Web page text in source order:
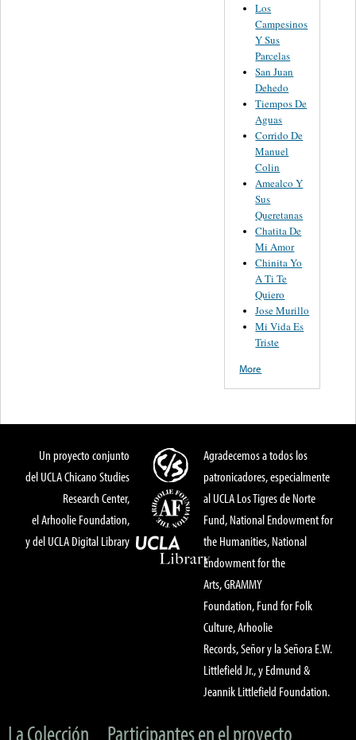
Los
Campesinos
Y Sus
Parcelas
San Juan
Dehedo
Tiempos De
Aguas
Corrido De
Manuel
Colin
Amealco Y
Sus
Queretanas
Chatita De
Mi Amor
Chinita Yo
A Ti Te
Quiero
Jose Murillo
Mi Vida Es
Triste
More
Un proyecto conjunto
del UCLA Chicano Studies
Research Center,
el Arhoolie Foundation,
y del UCLA Digital Library
Agradecemos a todos los
patronicadores, especialmente
al UCLA Los Tigres de Norte
Fund, National Endowment for
the Humanities, National
Endowment for the
Arts, GRAMMY
Foundation, Fund for Folk
Culture, Arhoolie
Records, Señor y la Señora E.W.
Littlefield Jr., y Edmund &
Jeannik Littlefield Foundation.
La Colección Participantes en el proyecto